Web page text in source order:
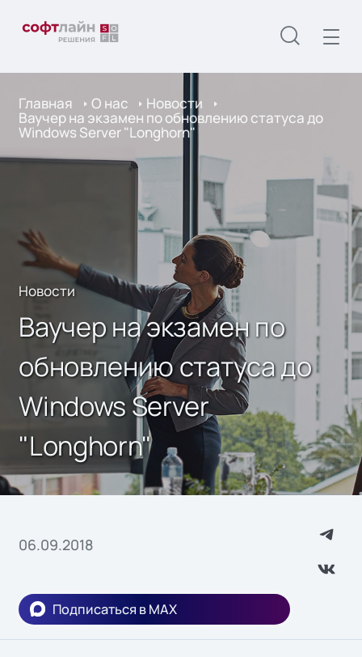
Главная О нас Новости
Ваучер на экзамен по обновлению статуса до
Windows Server "Longhorn"
Новости
Ваучер на экзамен по
обновлению статуса до
Windows Server
"Longhorn"
06.09.2018
Подписаться в MAX